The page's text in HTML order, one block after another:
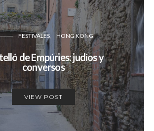
FESTIVALES HONG KONG
de Empúries: judíos y
conversos
VIEW POST